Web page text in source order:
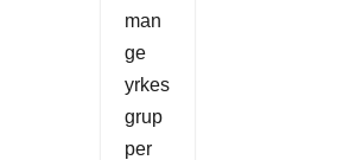
man
ge
yrkes
grup
per